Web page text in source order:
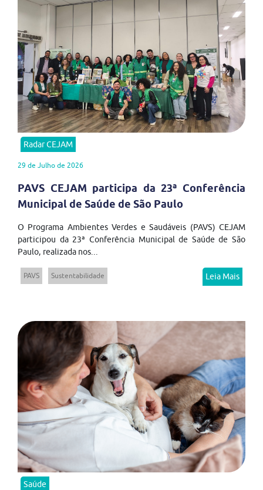
Radar CEJAM
29 de Julho de 2026
PAVS CEJAM participa da 23ª Conferência
Municipal de Saúde de São Paulo
O Programa Ambientes Verdes e Saudáveis (PAVS) CEJAM
participou da 23ª Conferência Municipal de Saúde de São
Paulo, realizada nos...
PAVS Sustentabilidade Leia Mais
Saúde